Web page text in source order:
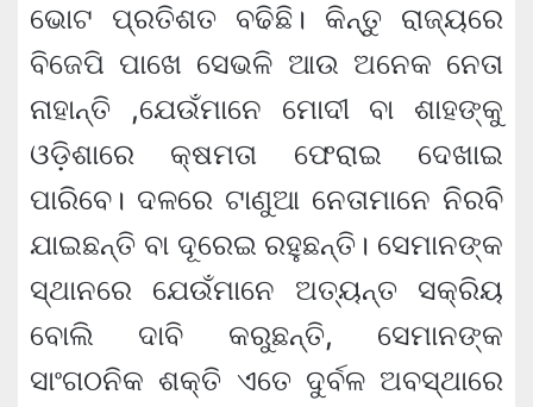
ଭୋଟ ପ୍ରତିଶତ ବଢିଛି। କିନ୍ତୁ ରାଜ୍ୟରେ
ବିଜେପି ପାଖେ ସେଭଳି ଆଉ ଅନେକ ନେତା
ନାହାନ୍ତି ,ଯେଉଁମାନେ ମୋଦୀ ବା ଶାହଙ୍କୁ
ଓଡ଼ିଶାରେ କ୍ଷମତା ଫେରାଇ ଦେଖାଇ
ପାରିବେ। ଦଳରେ ଟାଣୁଆ ନେତାମାନେ ନିରବି
ଯାଇଛନ୍ତି ବା ଦୂରେଇ ରହୁଛନ୍ତି। ସେମାନଙ୍କ
ସ୍ଥାନରେ ଯେଉଁମାନେ ଅତ୍ୟନ୍ତ ସକ୍ରିୟ
ବୋଲି ଦାବି କରୁଛନ୍ତି, ସେମାନଙ୍କ
ସାଂଗଠନିକ ଶକ୍ତି ଏତେ ଦୁର୍ବଳ ଅବସ୍ଥାରେ